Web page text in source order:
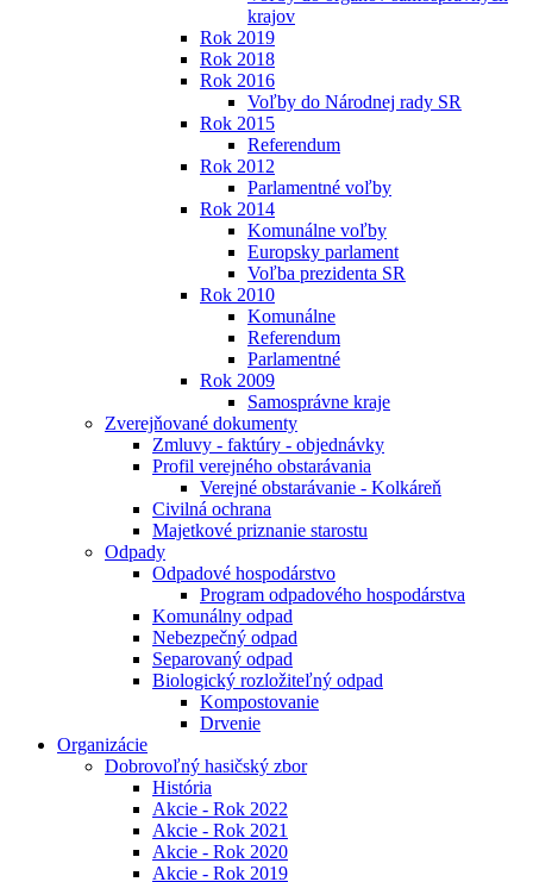
krajov
Rok 2019
Rok 2018
Rok 2016
Voľby do Národnej rady SR
Rok 2015
Referendum
Rok 2012
Parlamentné voľby
Rok 2014
Komunálne voľby
Europsky parlament
Voľba prezidenta SR
Rok 2010
Komunálne
Referendum
Parlamentné
Rok 2009
Samosprávne kraje
Zverejňované dokumenty
Zmluvy - faktúry - objednávky
Profil verejného obstarávania
Verejné obstarávanie - Kolkáreň
Civilná ochrana
Majetkové priznanie starostu
Odpady
Odpadové hospodárstvo
Program odpadového hospodárstva
Komunálny odpad
Nebezpečný odpad
Separovaný odpad
Biologický rozložiteľný odpad
Kompostovanie
Drvenie
Organizácie
Dobrovoľný hasičský zbor
História
Akcie - Rok 2022
Akcie - Rok 2021
Akcie - Rok 2020
Akcie - Rok 2019